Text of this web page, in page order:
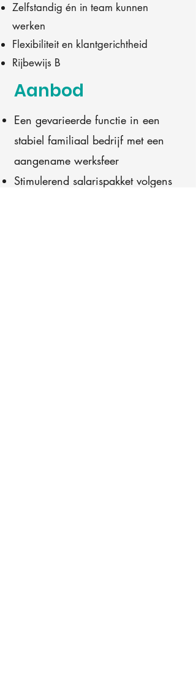
Zelfstandig én in team kunnen
werken
Flexibiliteit en klantgerichtheid
Rijbewijs B
Aanbod
Een gevarieerde functie in een
stabiel familiaal bedrijf met een
aangename werksfeer
Stimulerend salarispakket volgens